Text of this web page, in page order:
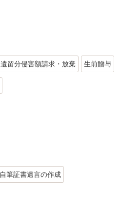
遺留分侵害額請求・放棄 生前贈与
自筆証書遺言の作成